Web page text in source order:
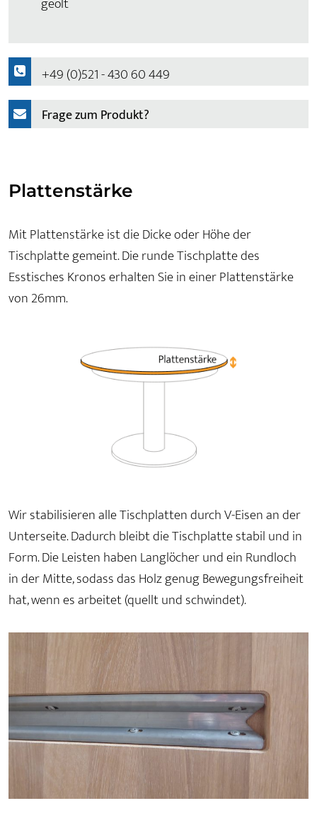
+49 (0)521 - 430 60 449
Frage zum Produkt?
Plattenstärke
Mit Plattenstärke ist die Dicke oder Höhe der
Tischplatte gemeint. Die runde Tischplatte des
Esstisches Kronos erhalten Sie in einer Plattenstärke
von 26mm.
Wir stabilisieren alle Tischplatten durch V-Eisen an der
Unterseite. Dadurch bleibt die Tischplatte stabil und in
Form. Die Leisten haben Langlöcher und ein Rundloch
in der Mitte, sodass das Holz genug Bewegungsfreiheit
hat, wenn es arbeitet (quellt und schwindet).